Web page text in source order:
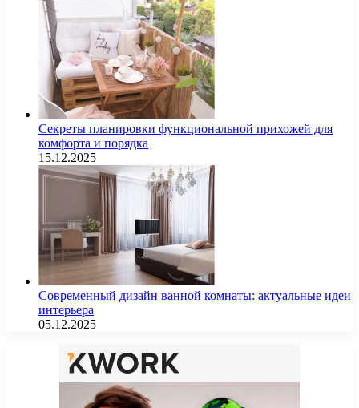
Секреты планировки функциональной прихожей для
комфорта и порядка
15.12.2025
Современный дизайн ванной комнаты: актуальные идеи
интерьера
05.12.2025